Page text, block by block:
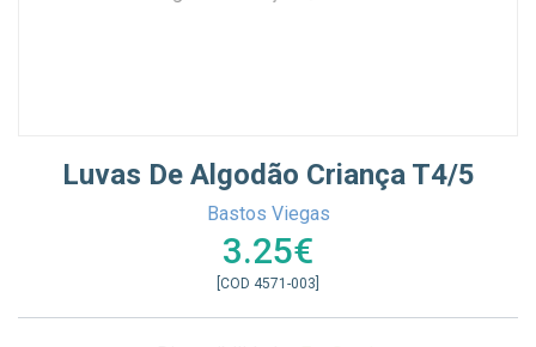
Luvas De Algodão Criança T4/5
Bastos Viegas
3.25€
[COD 4571-003]